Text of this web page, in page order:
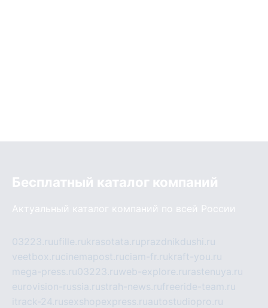
Бесплатный каталог компаний
Актуальный каталог компаний по всей России
03223.ruufille.rukrasotata.ruprazdnikdushi.ru
veetbox.rucinemapost.ruciam-fr.rukraft-you.ru
mega-press.ru03223.ruweb-explore.ru rastenuya.ru
eurovision-russia.rustrah-news.rufreeride-team.ru
itrack-24.rusexshopexpress.ruautostudiopro.ru